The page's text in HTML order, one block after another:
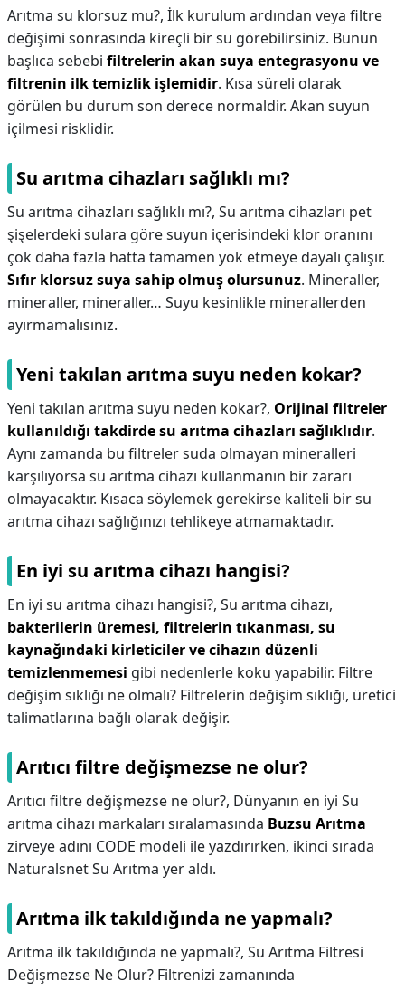
Arıtma su klorsuz mu?, İlk kurulum ardından veya filtre
değişimi sonrasında kireçli bir su görebilirsiniz. Bunun
başlıca sebebi filtrelerin akan suya entegrasyonu ve
filtrenin ilk temizlik işlemidir. Kısa süreli olarak
görülen bu durum son derece normaldir. Akan suyun
içilmesi risklidir.
Su arıtma cihazları sağlıklı mı?
Su arıtma cihazları sağlıklı mı?, Su arıtma cihazları pet
şişelerdeki sulara göre suyun içerisindeki klor oranını
çok daha fazla hatta tamamen yok etmeye dayalı çalışır.
Sıfır klorsuz suya sahip olmuş olursunuz. Mineraller,
mineraller, mineraller… Suyu kesinlikle minerallerden
ayırmamalısınız.
Yeni takılan arıtma suyu neden kokar?
Yeni takılan arıtma suyu neden kokar?, Orijinal filtreler
kullanıldığı takdirde su arıtma cihazları sağlıklıdır.
Aynı zamanda bu filtreler suda olmayan mineralleri
karşılıyorsa su arıtma cihazı kullanmanın bir zararı
olmayacaktır. Kısaca söylemek gerekirse kaliteli bir su
arıtma cihazı sağlığınızı tehlikeye atmamaktadır.
En iyi su arıtma cihazı hangisi?
En iyi su arıtma cihazı hangisi?, Su arıtma cihazı,
bakterilerin üremesi, filtrelerin tıkanması, su
kaynağındaki kirleticiler ve cihazın düzenli
temizlenmemesi gibi nedenlerle koku yapabilir. Filtre
değişim sıklığı ne olmalı? Filtrelerin değişim sıklığı, üretici
talimatlarına bağlı olarak değişir.
Arıtıcı filtre değişmezse ne olur?
Arıtıcı filtre değişmezse ne olur?, Dünyanın en iyi Su
arıtma cihazı markaları sıralamasında Buzsu Arıtma
zirveye adını CODE modeli ile yazdırırken, ikinci sırada
Naturalsnet Su Arıtma yer aldı.
Arıtma ilk takıldığında ne yapmalı?
Arıtma ilk takıldığında ne yapmalı?, Su Arıtma Filtresi
Değişmezse Ne Olur? Filtrenizi zamanında